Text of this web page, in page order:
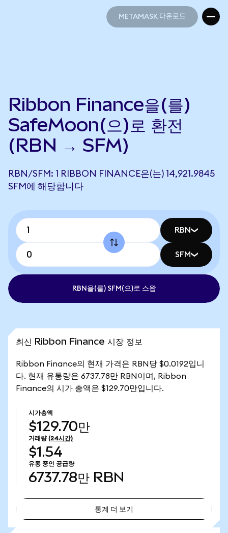
METAMASK 다운로드
Ribbon Finance을(를)
SafeMoon(으)로 환전
(RBN → SFM)
RBN/SFM: 1 RIBBON FINANCE은(는) 14,921.9845
SFM에 해당합니다
RBN
SFM
RBN을(를) SFM(으)로 스왑
최신 Ribbon Finance 시장 정보
Ribbon Finance의 현재 가격은 RBN당 $0.0192입니
다. 현재 유통량은 6737.78만 RBN이며, Ribbon
Finance의 시가 총액은 $129.70만입니다.
시가총액
$129.70만
거래량 (24시간)
$1.54
유통 중인 공급량
6737.78만 RBN
통계 더 보기